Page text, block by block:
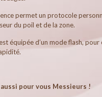
permet un protocole
du poil et de la zone.
équipée d’un mode flash, pour
pour vous Messieurs !